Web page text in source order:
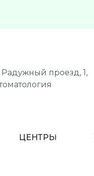
ЦЕНТРЫ
проезд, 1,